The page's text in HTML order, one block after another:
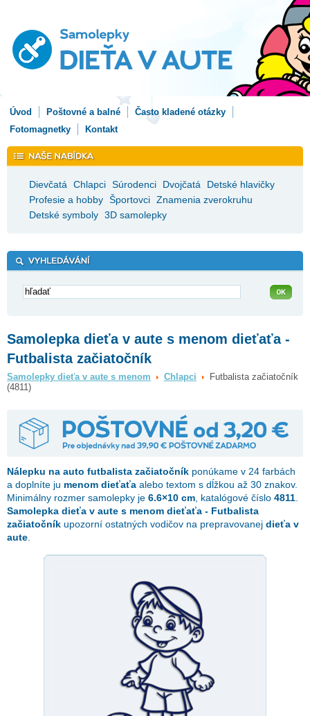
Úvod Poštovné a balné
Často kladené otázky
Fotomagnetky
Kontakt
Dievčatá Chlapci Súrodenci Dvojčatá
Detské hlavičky
Profesie a hobby Športovci Znamenia zverokruhu
Detské symboly 3D samolepky
Samolepka dieťa v aute s menom dieťaťa -
Futbalista začiatočník
Samolepky dieťa v aute s menom Chlapci
Futbalista začiatočník
(4811)
Nálepku na auto futbalista začiatočník ponúkame v 24 farbách
a doplníte ju menom dieťaťa alebo textom s dĺžkou až 30 znakov.
Minimálny rozmer samolepky je 6.6×10 cm , katalógové číslo 4811
Samolepka dieťa v aute s menom dieťaťa - Futbalista
začiatočník upozorní ostatných vodičov na prepravovanej dieťa v
aute